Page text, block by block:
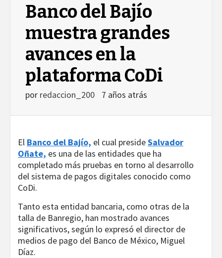
Banco del Bajío
muestra grandes
avances en la
plataforma CoDi
por redaccion_200 7 años atrás
El Banco del Bajío, el cual presideSalvador
Oñate, es una de las entidades que ha
completado más pruebas en torno al desarrollo
del sistema de pagos digitales conocido como
CoDi.
Tanto esta entidad bancaria, como otras de la
talla de Banregio, han mostrado avances
significativos, según lo expresó el director de
medios de pago del Banco de México, Miguel
Díaz.